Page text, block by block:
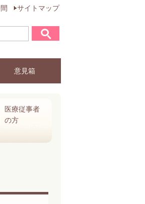
サイトマップ
意見箱
医療従事者
の方